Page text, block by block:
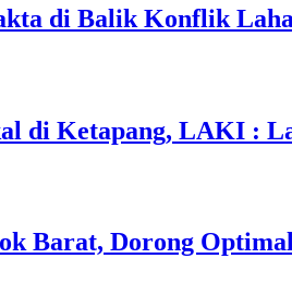
di Balik Konflik
di Ketapang, LAKI :
Barat, Dorong